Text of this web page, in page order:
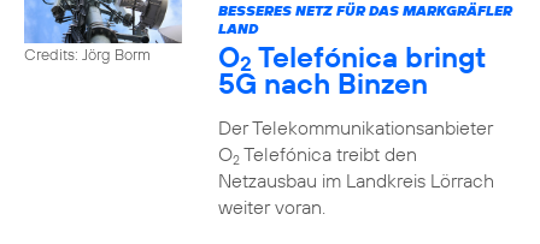
Credits: Jörg Borm
BESSERES NETZ FÜR DAS MARKGRÄFLER
LAND
O2 Telefónica bringt
5G nach Binzen
Der Telekommunikationsanbieter
O2Telefónica treibt den
Netzausbau im Landkreis Lörrach
weiter voran.